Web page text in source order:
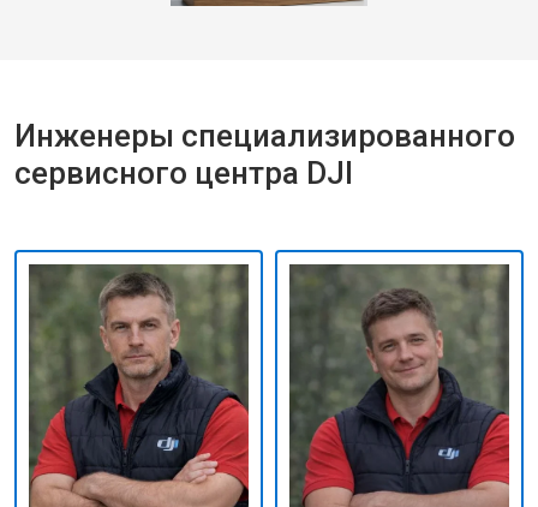
Инженеры специализированного
сервисного центра DJI